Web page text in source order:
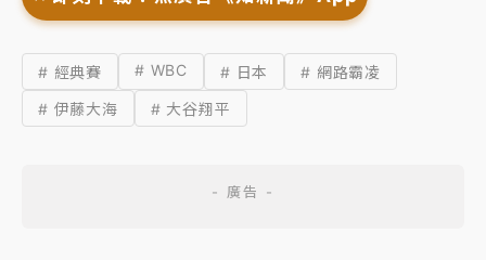
# 經典賽 # WBC # 日本
# 網路霸凌
# 伊藤大海
# 大谷翔平